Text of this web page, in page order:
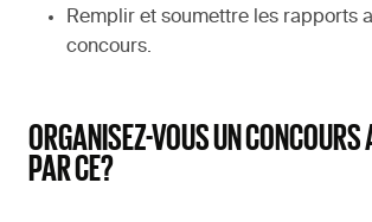
Remplir et soumettre les rapports
concours.
ORGANISEZ-VOUS UN CONCOURS
PAR CE?